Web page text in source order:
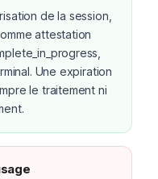
de la session,
attestation
Une expiration
le traitement ni